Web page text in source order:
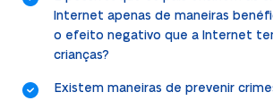
Internet apenas de maneiras
o efeito negativo que a Internet
crianças?
Existem maneiras de prevenir